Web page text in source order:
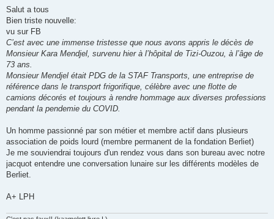
s
a
g
Salut a tous
Bien triste nouvelle:
vu sur FB
C’est avec une immense tristesse que nous avons appris le décès de
Monsieur Kara Mendjel, survenu hier à l’hôpital de Tizi-Ouzou, à l’âge de
73 ans.
Monsieur Mendjel était PDG de la STAF Transports, une entreprise de
référence dans le transport frigorifique, célèbre avec une flotte de
camions décorés et toujours à rendre hommage aux diverses professions
pendant la pendemie du COVID.
Un homme passionné par son métier et membre actif dans plusieurs
association de poids lourd (membre permanent de la fondation Berliet)
Je me souviendrai toujours d'un rendez vous dans son bureau avec notre
jacquot entendre une conversation lunaire sur les différents modèles de
Berliet.
A+ LPH